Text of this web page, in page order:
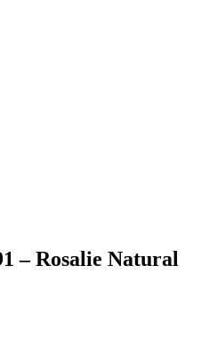
– Rosalie Natural